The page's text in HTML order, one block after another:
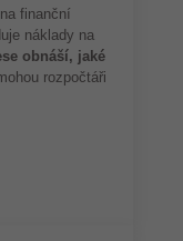
finanční
náklady na
obnáší, jaké
rozpočtáři